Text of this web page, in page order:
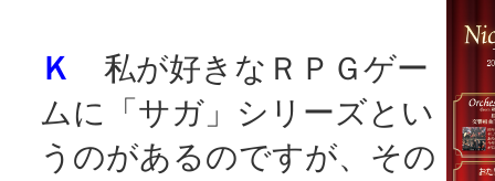
Ｋ
私が好きなＲＰＧゲー
ムに「サガ」シリーズとい
うのがあるのですが、その